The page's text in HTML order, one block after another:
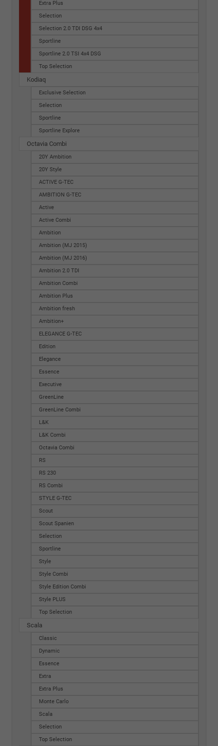
Extra Plus
Selection
Selection 2.0 TDI DSG 4x4
Sportline
Sportline 2.0 TSI 4x4 DSG
Top Selection
Kodiaq
Exclusive Selection
Selection
Sportline
Sportline Explore
Octavia Combi
20Y Ambition
20Y Style
ACTIVE G-TEC
AMBITION G-TEC
Active
Active Combi
Ambition
Ambition (MJ 2015)
Ambition (MJ 2016)
Ambition 2.0 TDI
Ambition Combi
Ambition Plus
Ambition fresh
Ambition+
ELEGANCE G-TEC
Edition
Elegance
Essence
Executive
GreenLine
GreenLine Combi
L&K
L&K Combi
Octavia Combi
RS
RS 230
RS Combi
STYLE G-TEC
Scout
Scout Spanien
Selection
Sportline
Style
Style Combi
Style Edition Combi
Style PLUS
Top Selection
Scala
Classic
Dynamic
Essence
Extra
Extra Plus
Monte Carlo
Scala
Selection
Top Selection